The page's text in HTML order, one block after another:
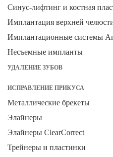
Синус-лифтинг и костная
Имплантация верхней
Имплантационные системы
Несъемные импланты
УДАЛЕНИЕ ЗУБОВ
ИСПРАВЛЕНИЕ ПРИКУСА
Металлические брекеты
Элайнеры
Элайнеры ClearCorrect
Трейнеры и пластинки